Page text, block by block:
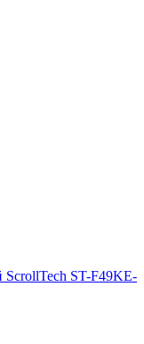
ST-F49KE-